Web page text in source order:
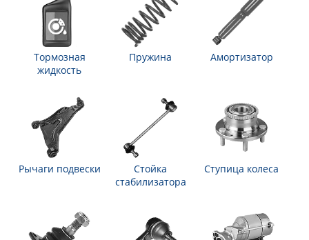
Тормозная
жидкость
Пружина Амортизатор
Рычаги подвески
Стойка
стабилизатора
Ступица колеса